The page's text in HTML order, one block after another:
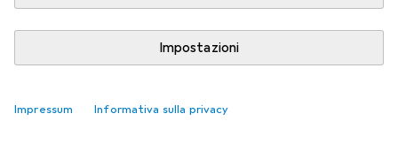
Impostazioni
Impressum Informativa sulla privacy
Guanti da portiere più venduti